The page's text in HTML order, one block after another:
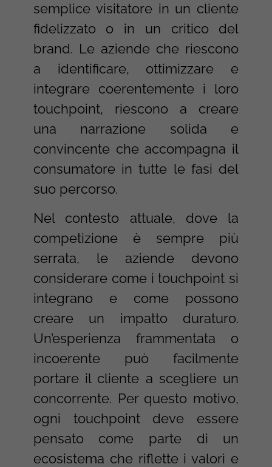
semplice visitatore in un cliente
fidelizzato o in un critico del
brand. Le aziende che riescono
a identificare, ottimizzare e
integrare coerentemente i loro
touchpoint, riescono a creare
una narrazione solida e
convincente che accompagna il
consumatore in tutte le fasi del
suo percorso.
Nel contesto attuale, dove la
competizione è sempre più
serrata, le aziende devono
considerare come i touchpoint si
integrano e come possono
creare un impatto duraturo.
Un’esperienza frammentata o
incoerente può facilmente
portare il cliente a scegliere un
concorrente. Per questo motivo,
ogni touchpoint deve essere
pensato come parte di un
ecosistema che riflette i valori e